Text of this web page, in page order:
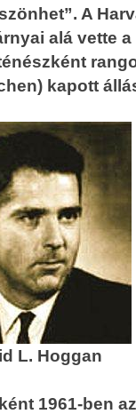
A
alá vette
kapott
L. Hoggan
1961-ben